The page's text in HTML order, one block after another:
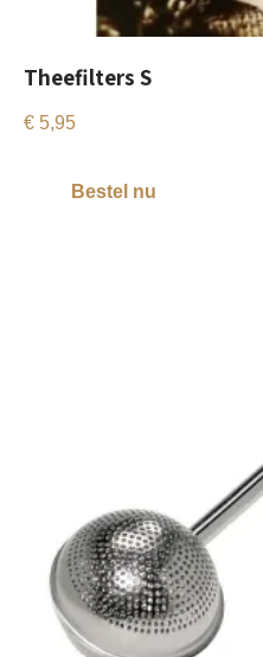
Theefilters S
€ 5,95
Bestel nu